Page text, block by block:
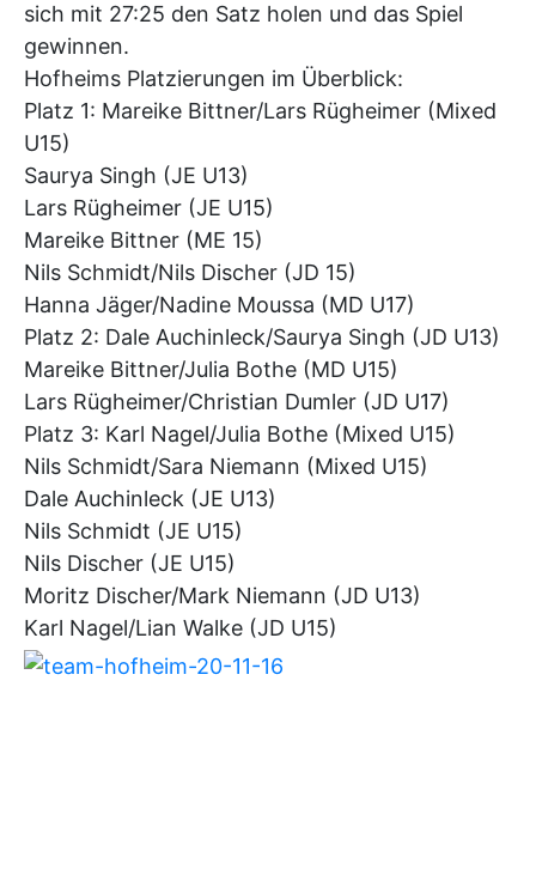
sich mit 27:25 den Satz holen und das Spiel
gewinnen.
Hofheims Platzierungen im Überblick:
Platz 1: Mareike Bittner/Lars Rügheimer (Mixed
U15)
Saurya Singh (JE U13)
Lars Rügheimer (JE U15)
Mareike Bittner (ME 15)
Nils Schmidt/Nils Discher (JD 15)
Hanna Jäger/Nadine Moussa (MD U17)
Platz 2: Dale Auchinleck/Saurya Singh (JD U13)
Mareike Bittner/Julia Bothe (MD U15)
Lars Rügheimer/Christian Dumler (JD U17)
Platz 3: Karl Nagel/Julia Bothe (Mixed U15)
Nils Schmidt/Sara Niemann (Mixed U15)
Dale Auchinleck (JE U13)
Nils Schmidt (JE U15)
Nils Discher (JE U15)
Moritz Discher/Mark Niemann (JD U13)
Karl Nagel/Lian Walke (JD U15)